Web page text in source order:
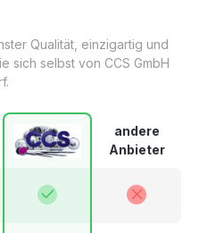
Qualität, einzigartig und
sich selbst von CCS GmbH
andere
Anbieter